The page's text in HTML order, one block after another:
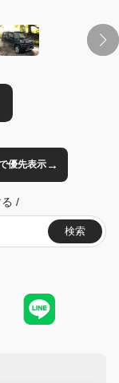
優先表示→
/
検索